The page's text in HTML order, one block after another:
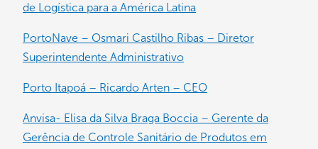
de Logística para a América Latina
PortoNave – Osmari Castilho Ribas – Diretor
Superintendente Administrativo
Porto Itapoá – Ricardo Arten – CEO
Anvisa- Elisa da Silva Braga Boccia – Gerente da
Gerência de Controle Sanitário de Produtos em